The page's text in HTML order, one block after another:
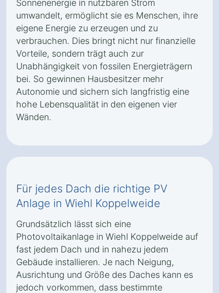
Sonnenenergie in nutzbaren Strom
umwandelt, ermöglicht sie es Menschen, ihre
eigene Energie zu erzeugen und zu
verbrauchen. Dies bringt nicht nur finanzielle
Vorteile, sondern trägt auch zur
Unabhängigkeit von fossilen Energieträgern
bei. So gewinnen Hausbesitzer mehr
Autonomie und sichern sich langfristig eine
hohe Lebensqualität in den eigenen vier
Wänden.
Für jedes Dach die richtige PV
Anlage in Wiehl Koppelweide
Grundsätzlich lässt sich eine
Photovoltaikanlage in Wiehl Koppelweide auf
fast jedem Dach und in nahezu jedem
Gebäude installieren. Je nach Neigung,
Ausrichtung und Größe des Daches kann es
jedoch vorkommen, dass bestimmte